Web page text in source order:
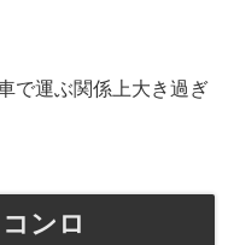
で運ぶ関係上大き過ぎ
ンロ